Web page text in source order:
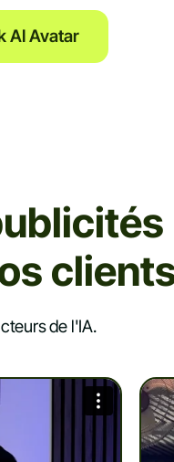
AI Avatar
de l'IA.